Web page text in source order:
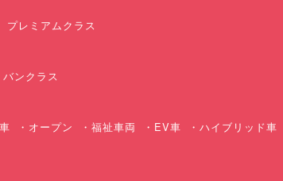
プレミアムクラス
バンクラス
オープン 福祉車両 EV車 ハイブリッド車